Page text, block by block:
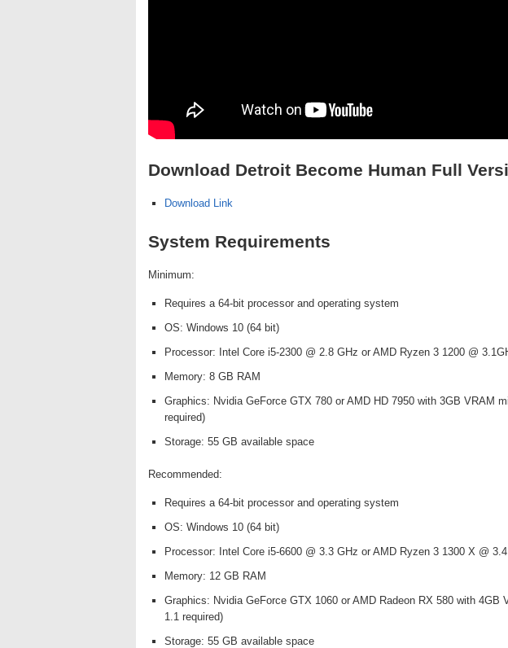
Download Detroit Become Human Full
Download Link
System Requirements
Minimum:
Requires a 64-bit processor and operating system
OS: Windows 10 (64 bit)
Processor: Intel Core i5-2300 @ 2.8 GHz or AMD Ryzen 3 1200 @
Memory: 8 GB RAM
Graphics: Nvidia GeForce GTX 780 or AMD HD 7950 with 3GB VRAM
required)
Storage: 55 GB available space
Recommended:
Requires a 64-bit processor and operating system
OS: Windows 10 (64 bit)
Processor: Intel Core i5-6600 @ 3.3 GHz or AMD Ryzen 3 1300 X @
Memory: 12 GB RAM
Graphics: Nvidia GeForce GTX 1060 or AMD Radeon RX 580 with 4GB
1.1 required)
Storage: 55 GB available space